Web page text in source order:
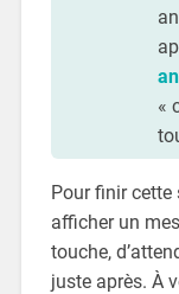
«
Pour finir cette
afficher un
touche,
juste après. À